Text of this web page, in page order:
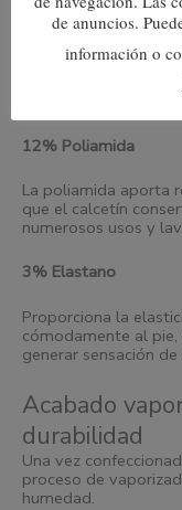
Mejor
Menor
El resultado es un
12% Poliamida
La poliamida aporta
que el calcetín
numerosos usos y
3% Elastano
Proporciona la
cómodamente al
generar sensación
Acabado
durabilidad
Una vez
proceso de
humedad.
de anuncios.
información o